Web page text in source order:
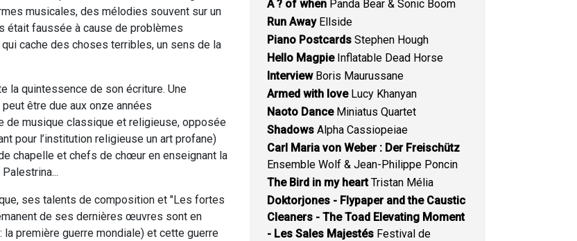
musicales, des mélodies souvent sur un
était faussée à cause de problèmes
cache des choses terribles, un sens de la
la quintessence de son écriture. Une
être due aux onze années
de musique classique et religieuse, opposée
pour l’institution religieuse un art profane)
chapelle et chefs de chœur en enseignant la
ses talents de composition et "Les fortes
de ses dernières œuvres sont en
première guerre mondiale) et cette guerre
A ? of when Panda Bear & Sonic Boom
Run AwayEllside
Piano Postcards Stephen Hough
Hello MagpieInflatable Dead Horse
InterviewBoris Maurussane
Armed with loveLucy Khanyan
Naoto DanceMiniatus Quartet
Shadows Alpha Cassiopeiae
Carl Maria von Weber : Der Freischütz
Ensemble Wolf & Jean-Philippe Poncin
The Bird in my heartTristan Mélia
Doktorjones - Flypaper and the Caustic
Cleaners - The Toad Elevating Moment
- Les Sales Majestés Festival de